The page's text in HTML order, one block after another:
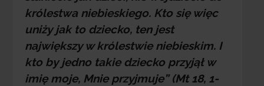
królestwa niebieskiego. Kto się więc
uniży jak to dziecko, ten jest
największy w królestwie niebieskim. I
kto by jedno takie dziecko przyjął w
imię moje, Mnie przyjmuje” (Mt 18, 1-